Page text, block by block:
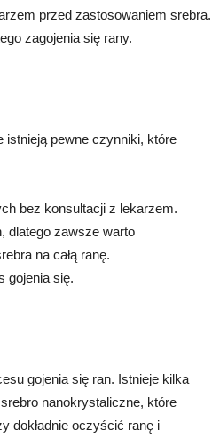
przed zastosowaniem srebra.
zagojenia się rany.
istnieją pewne czynniki, które
bez konsultacji z lekarzem.
dlatego zawsze warto
na całą ranę.
gojenia się.
gojenia się ran. Istnieje kilka
nanokrystaliczne, które
dokładnie oczyścić ranę i